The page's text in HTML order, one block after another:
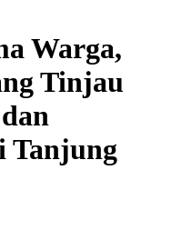
Warga,
Tinjau
Tanjung